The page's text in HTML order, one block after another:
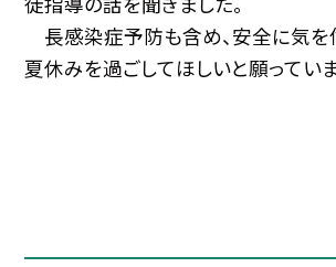
長感染症予防も含め、安全に気を
夏休みを過ごしてほしいと願っていま